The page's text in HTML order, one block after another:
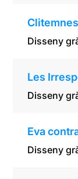
Disseny
Les
Disseny
Eva
Disseny